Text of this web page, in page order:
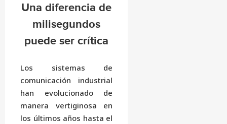
Una diferencia de
milisegundos
puede ser crítica
Los sistemas de
comunicación industrial
han evolucionado de
manera vertiginosa en
los últimos años hasta el